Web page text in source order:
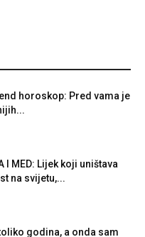
horoskop: Pred vama je
I MED: Lijek koji uništava
na svijetu,...
godina, a onda sam